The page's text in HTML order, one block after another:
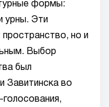
формы:
урны. Эти
но и
Выбор
был
Завитинска во